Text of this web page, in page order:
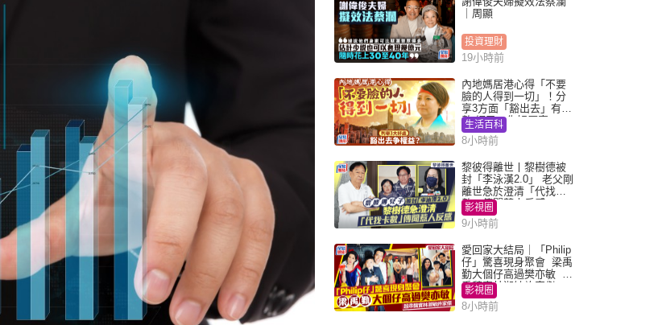
｜周顯
投資理財
19小時前
內地媽居港心得「不要
臉的人得到一切」！分
享3方面「豁出去」有著
數 網民：你好厲害
生活百科
8小時前
黎彼得離世丨黎樹德被
封「李泳漢2.0」 老父剛
離世急於澄清「代找卡
數」傳聞惹人反感
影視圈
9小時前
愛回家大結局｜「Philip
仔」驚喜現身聚會 梁禹
勤大個仔高過樊亦敏 超
乖黐實林淑敏許家傑
影視圈
8小時前